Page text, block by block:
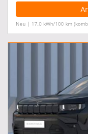
Neu | 17,0 kWh/100 km